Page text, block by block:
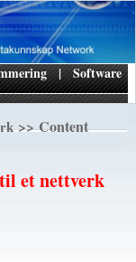
| Software
>> Content
et nettverk